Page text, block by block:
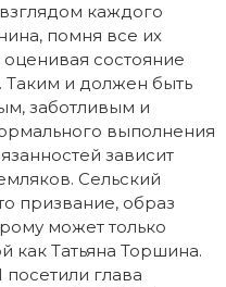
каждого
помня все их
состояние
и должен быть
заботливым и
выполнения
зависит
Сельский
призвание, образ
может только
как Татьяна Торшина.
глава